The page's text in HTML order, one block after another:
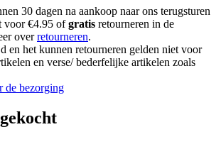
30 dagen na aankoop naar ons terugsturen
voor €4.95 ofgratis retourneren in de
overretourneren.
en het kunnen retourneren gelden niet voor
en verse/ bederfelijke artikelen zoals
de bezorging